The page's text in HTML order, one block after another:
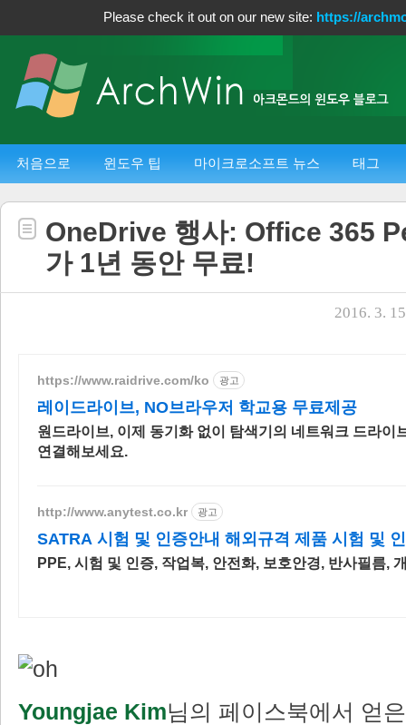
Please check it out on our new site: https://
처음으로 윈도우 팁 마이크로소프트 뉴스 태그
OneDrive 행사: Office 365
가 1년 동안 무료!
2016. 3.
https://www.raidrive.com/ko 광고
레이드라이브, NO브라우저 학교용 무료제공
원드라이브, 이제 동기화 없이 탐색기의 네트워크 드라이
연결해보세요.
http://www.anytest.co.kr 광고
SATRA 시험 및 인증안내 해외규격 제품 시험 및
PPE, 시험 및 인증, 작업복, 안전화, 보호안경, 반사필름,
Youngjae Kim님의 페이스북에서 얻